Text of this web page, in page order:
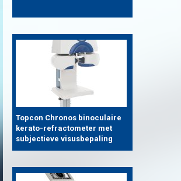
Topcon Chronos binoculaire
kerato-refractometer met
subjectieve visusbepaling